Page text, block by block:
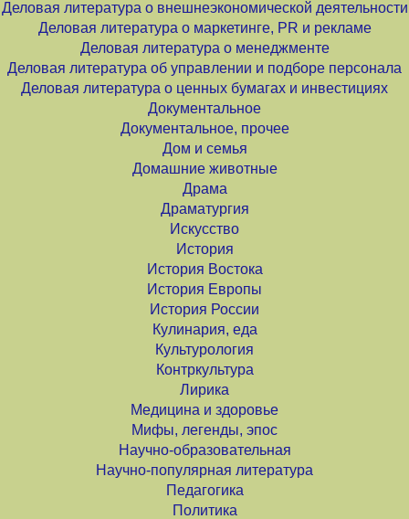
Деловая литература о внешнеэкономической деятельности
Деловая литература о маркетинге, PR и рекламе
Деловая литература о менеджменте
Деловая литература об управлении и подборе персонала
Деловая литература о ценных бумагах и инвестициях
Документальное
Документальное, прочее
Дом и семья
Домашние животные
Драма
Драматургия
Искусство
История
История Востока
История Европы
История России
Кулинария, еда
Культурология
Контркультура
Лирика
Медицина и здоровье
Мифы, легенды, эпос
Научно-образовательная
Научно-популярная литература
Педагогика
Политика